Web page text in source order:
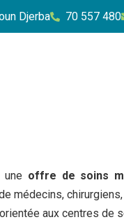
Djerba 70 557 480
offre de soins
médecins,
aux centres de